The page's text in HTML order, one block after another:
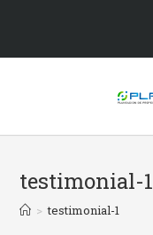
testimonial-1
> testimonial-1